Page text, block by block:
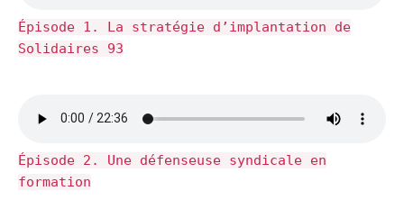
Épisode 1. La stratégie d’implantation de
Solidaires 93
Épisode 2. Une défenseuse syndicale en
formation